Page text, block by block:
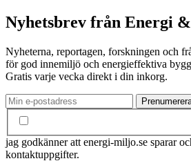
Nyhetsbrev från Energi
Nyheterna, reportagen, forskningen och
för god innemiljö och energieffektiva
Gratis varje vecka direkt i din inkorg.
jag godkänner att energi-miljo.se sparar
kontaktuppgifter.